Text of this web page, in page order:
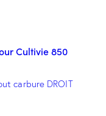
Cultivie 850